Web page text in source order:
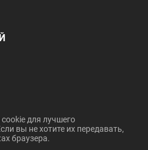
для лучшего
вы не хотите их передавать,
браузера.